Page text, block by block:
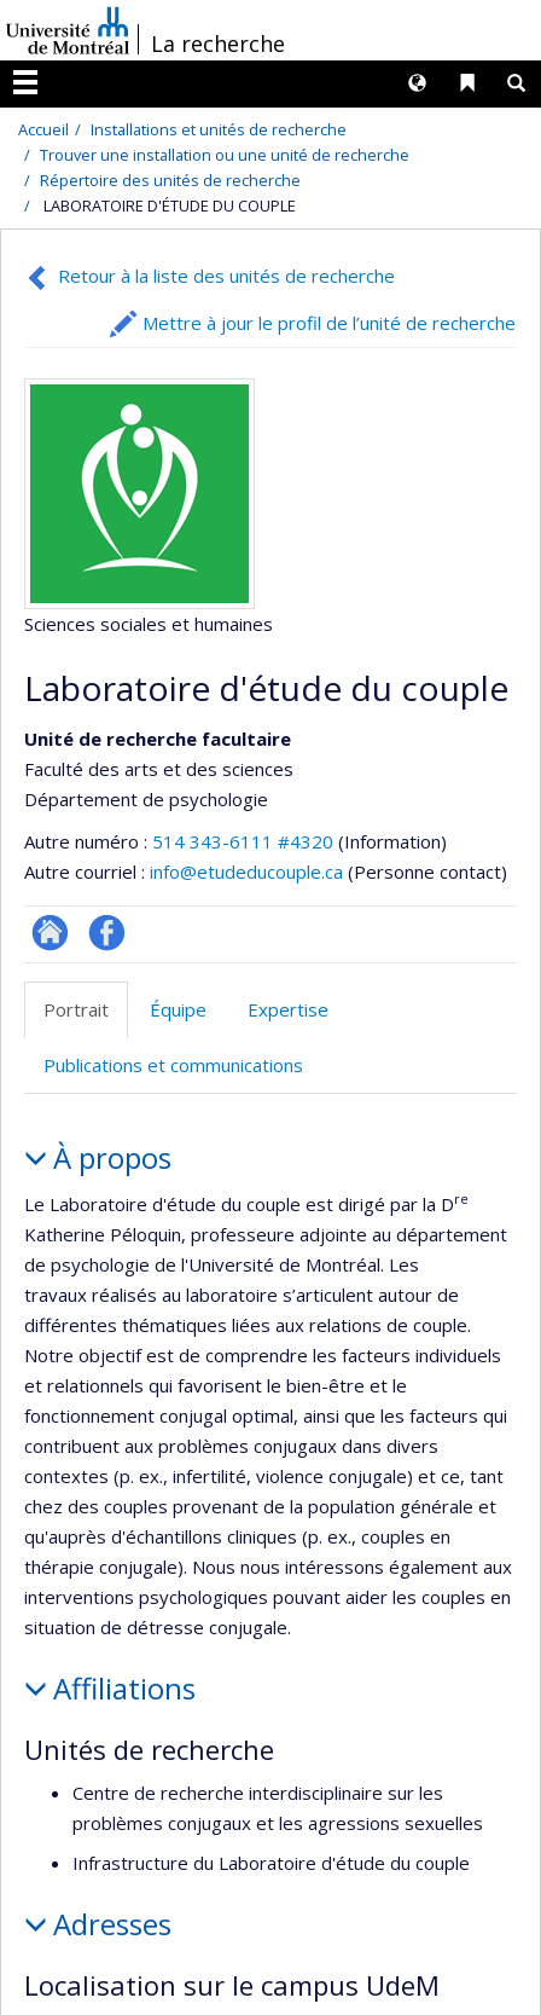
au
contenu
/La recherche
Menu
Liens
Langues
Accueil
Installations et unités de recherche
Trouver une installation ou une unité de recherche
Répertoire des unités de recherche
LABORATOIRE D'ÉTUDE DU COUPLE
Retour à la liste des unités de recherche
Mettre à jour le profil de l’unité de recherche
Sciences sociales et humaines
Laboratoire d'étude du couple
Unité de recherche facultaire
Faculté des arts et des sciences
Département de psychologie
Autre numéro : 514 343-6111 #4320 (Information)
Autre courriel : info@etudeducouple.ca (Personne contact)
Site
l’unité
de
Profil
Facebook
Portrait Équipe Expertise
Publications et communications
Portrait
À propos
Le Laboratoire d'étude du couple est dirigé par la Dre
Katherine Péloquin, professeure adjointe au département
de psychologie de l'Université de Montréal. Les
travaux réalisés au laboratoire s’articulent autour de
différentes thématiques liées aux relations de couple.
Notre objectif est de comprendre les facteurs individuels
et relationnels qui favorisent le bien-être et le
fonctionnement conjugal optimal, ainsi que les facteurs qui
contribuent aux problèmes conjugaux dans divers
contextes (p. ex., infertilité, violence conjugale) et ce, tant
chez des couples provenant de la population générale et
qu'auprès d'échantillons cliniques (p. ex., couples en
thérapie conjugale). Nous nous intéressons également aux
interventions psychologiques pouvant aider les couples en
situation de détresse conjugale.
Affiliations
Unités de recherche
Centre de recherche interdisciplinaire sur les
problèmes conjugaux et les agressions sexuelles
Infrastructure du Laboratoire d'étude du couple
Adresses
Localisation sur le campus UdeM